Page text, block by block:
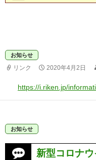
ン
ッ
プ
お知らせ
リンク 2020年4月2日
https://i.riken.jp/
お知らせ
新型コロナ